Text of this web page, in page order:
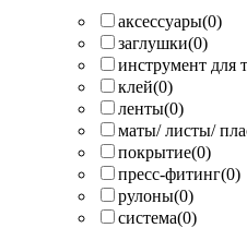
аксессуары(0)
заглушки(0)
инструмент для
клей(0)
ленты(0)
маты/ листы/
покрытие(0)
пресс-фитинг(0)
рулоны(0)
система(0)